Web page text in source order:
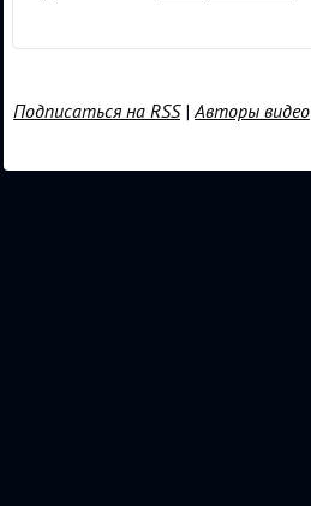
Подписаться на RSS|Авторы видео